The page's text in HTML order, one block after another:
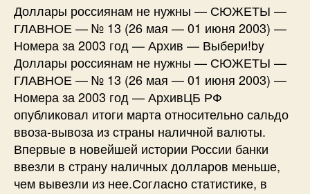
Доллары россиянам не нужны — СЮЖЕТЫ —
ГЛАВНОЕ — № 13 (26 мая — 01 июня 2003) —
Номера за 2003 год — Архив — Выбери!by
Доллары россиянам не нужны — СЮЖЕТЫ —
ГЛАВНОЕ — № 13 (26 мая — 01 июня 2003) —
Номера за 2003 год — АрхивЦБ РФ
опубликовал итоги марта относительно сальдо
ввоза-вывоза из страны наличной валюты.
Впервые в новейшей истории России банки
ввезли в страну наличных долларов меньше,
чем вывезли из нее.Согласно статистике, в